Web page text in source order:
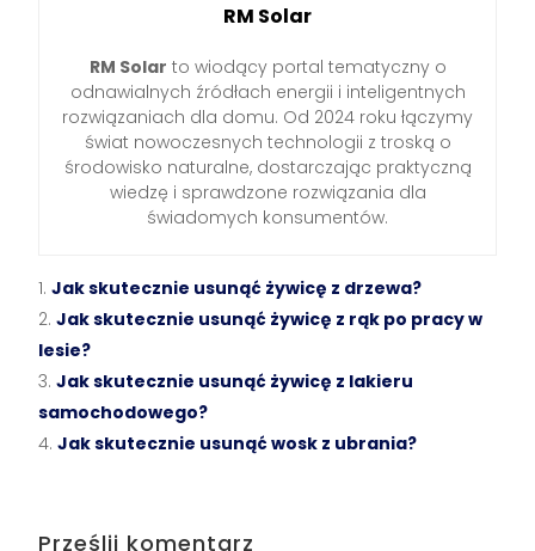
RM Solar
RM Solar to wiodący portal tematyczny o
odnawialnych źródłach energii i inteligentnych
rozwiązaniach dla domu. Od 2024 roku łączymy
świat nowoczesnych technologii z troską o
środowisko naturalne, dostarczając praktyczną
wiedzę i sprawdzone rozwiązania dla
świadomych konsumentów.
Jak skutecznie usunąć żywicę z drzewa?
Jak skutecznie usunąć żywicę z rąk po pracy w
lesie?
Jak skutecznie usunąć żywicę z lakieru
samochodowego?
Jak skutecznie usunąć wosk z ubrania?
Prześlij komentarz